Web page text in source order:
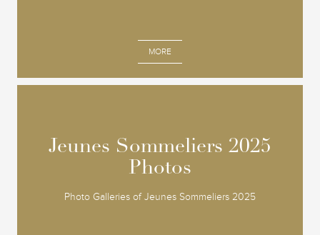
MORE
Jeunes Sommeliers 2025
Photos
Photo Galleries of Jeunes Sommeliers 2025
Jeunes Sommeliers 2025
Photos